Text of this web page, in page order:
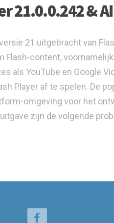
21.0.0.242 &
21 uitgebracht van
Flash-content,
als YouTube en Google
Player af te spelen. De
omgeving voor het
zijn de volgende